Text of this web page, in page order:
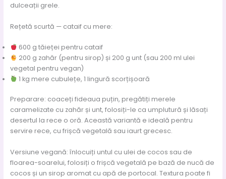
dulceații grele.
Rețetă scurtă — cataif cu mere:
600 g tăieței pentru cataif
200 g zahăr (pentru sirop) și 200 g unt (sau 200 ml ulei
vegetal pentru vegan)
1 kg mere cubulețe, 1 lingură scorțișoară
Preparare: coaceți fideaua puțin, pregătiți merele
caramelizate cu zahăr și unt, folosiți-le ca umplutură și lăsați
desertul la rece o oră. Această variantă e ideală pentru
servire rece, cu frișcă vegetală sau iaurt grecesc.
Versiune vegană: înlocuiți untul cu ulei de cocos sau de
floarea-soarelui, folosiți o frișcă vegetală pe bază de nucă de
cocos și un sirop aromat cu apă de portocal. Textura poate fi